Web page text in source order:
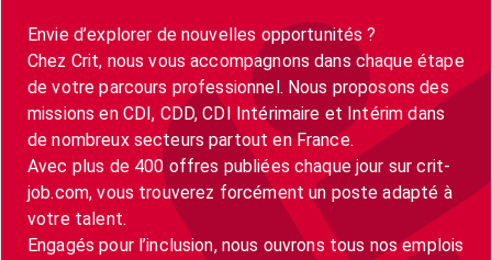
Envie d’explorer de nouvelles opportunités ?
Chez Crit, nous vous accompagnons dans chaque étape
de votre parcours professionnel. Nous proposons des
missions en CDI, CDD, CDI Intérimaire et Intérim dans
de nombreux secteurs partout en France.
Avec plus de 400 offres publiées chaque jour sur crit-
job.com, vous trouverez forcément un poste adapté à
votre talent.
Engagés pour l’inclusion, nous ouvrons tous nos emplois